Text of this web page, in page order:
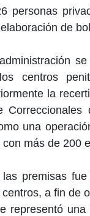
personas
de
centros
la
una
más de 200
premisas
a fin de
representó